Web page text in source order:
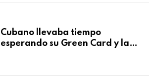
Cubano llevaba tiempo
esperando su Green Card y la